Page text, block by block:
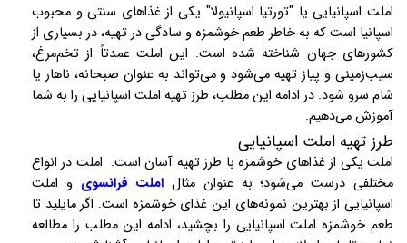
املت اسپانیایی یا "تورتیا اسپانیولا" یکی از غذاهای سنتی و محبوب
اسپانیا است که به خاطر طعم خوشمزه و سادگی در تهیه، در بسیاری از
کشورهای جهان شناخته شده است. این املت عمدتاً از تخم‌مرغ،
سیب‌زمینی و پیاز تهیه می‌شود و می‌تواند به عنوان صبحانه، ناهار یا
شام سرو شود. در ادامه این مطلب، طرز تهیه املت اسپانیایی را به شما
آموزش می‌دهیم.
طرز تهیه املت اسپانیایی
املت یکی از غذاهای خوشمزه با طرز تهیه آسان است. املت در انواع
مختلفی درست می‌شود؛ به عنوان مثال املت فرانسوی و املت
اسپانیایی از بهترین نمونه‌های این غذای خوشمزه است. اگر مایلید تا
طعم خوشمزه املت اسپانیایی را بچشید، ادامه این مطلب را مطالعه